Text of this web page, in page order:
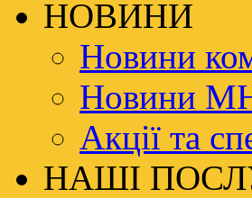
НОВИНИ
Новини
Новини
Акції та
НАШІ